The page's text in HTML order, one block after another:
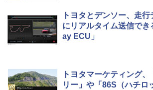
トヨタとデンソー、走行
にリアルタイム送信で
ay ECU」
トヨタマーケティング
リー」や「86S（ハチロ